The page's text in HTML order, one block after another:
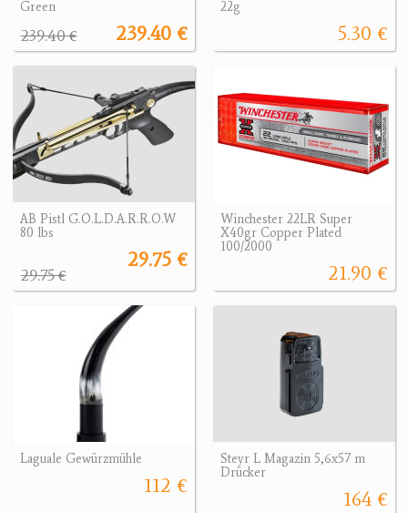
Green
239.40 €
239.40 €
22g
5.30 €
AB Pistl G.O.L.D.A.R.R.O.W
80 lbs
29.75 €
29.75 €
Winchester 22LR Super
X40gr Copper Plated
100/2000
21.90 €
Laguale Gewürzmühle
112 €
Steyr L Magazin 5,6x57 m
Drücker
164 €